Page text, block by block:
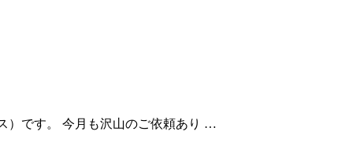
）です。 今月も沢山のご依頼あり …